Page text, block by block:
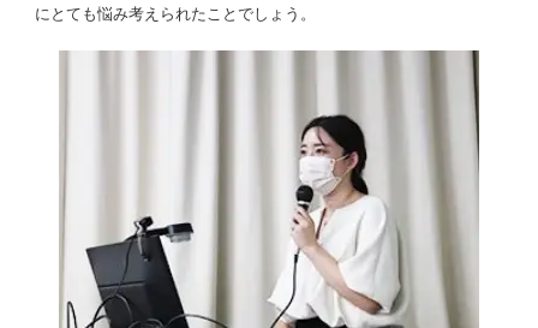
にとても悩み考えられたことでしょう。